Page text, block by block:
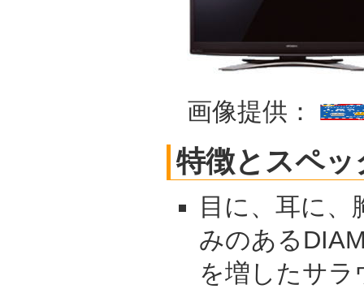
画像提供：
特徴とスペッ
目に、耳に、
みのある
を増したサラ